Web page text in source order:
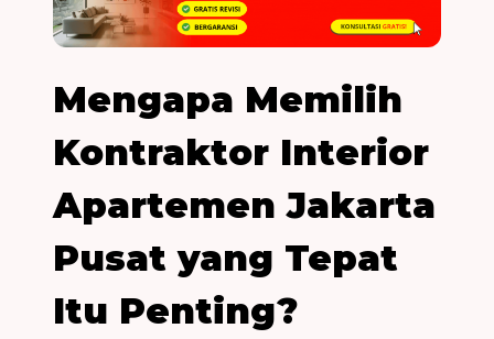
Mengapa Memilih
Kontraktor Interior
Apartemen Jakarta
Pusat yang Tepat
Itu Penting?